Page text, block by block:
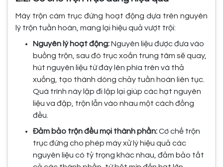
Máy trộn cám trục đứng hoạt động dựa trên nguyên
lý trộn tuần hoàn, mang lại hiệu quả vượt trội:
Nguyên lý hoạt động:Nguyên liệu được đưa vào
buồng trộn, sau đó trục xoắn trung tâm sẽ quay,
hút nguyên liệu từ đáy lên phía trên và thả
xuống, tạo thành dòng chảy tuần hoàn liên tục.
Quá trình này lặp đi lặp lại giúp các hạt nguyên
liệu va đập, trộn lẫn vào nhau một cách đồng
đều.
Đảm bảo trộn đều mọi thành phần:Cơ chế trộn
trục đứng cho phép máy xử lý hiệu quả các
nguyên liệu có tỷ trọng khác nhau, đảm bảo tất